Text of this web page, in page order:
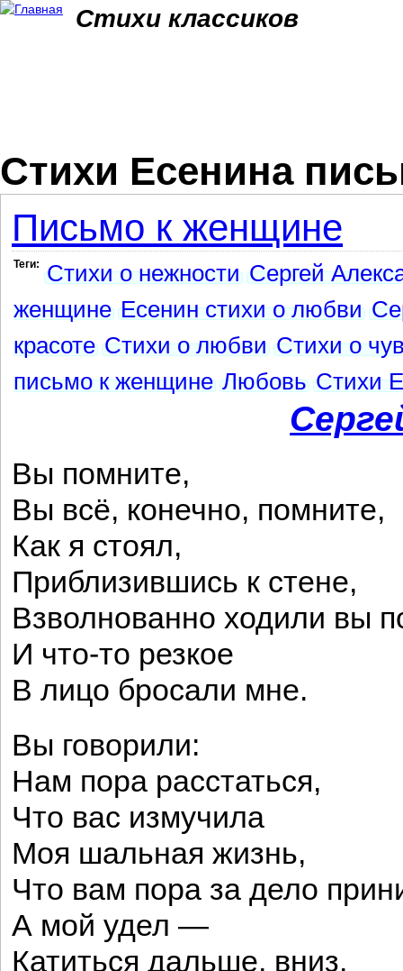
Стихи классиков
Стихи Есенина
Письмо к женщине
Теги: Стихи о нежности Сергей
женщине Есенин стихи о любви
красоте Стихи о любви Стихи о
письмо к женщине Любовь Стихи
Вы помните,
Вы всё, конечно, помните,
Как я стоял,
Приблизившись к стене,
Взволнованно ходили вы
И что-то резкое
В лицо бросали мне.
Вы говорили:
Нам пора расстаться,
Что вас измучила
Моя шальная жизнь,
Что вам пора за дело
А мой удел —
Катиться дальше, вниз.